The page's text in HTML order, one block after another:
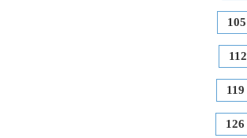
105
112
119
126